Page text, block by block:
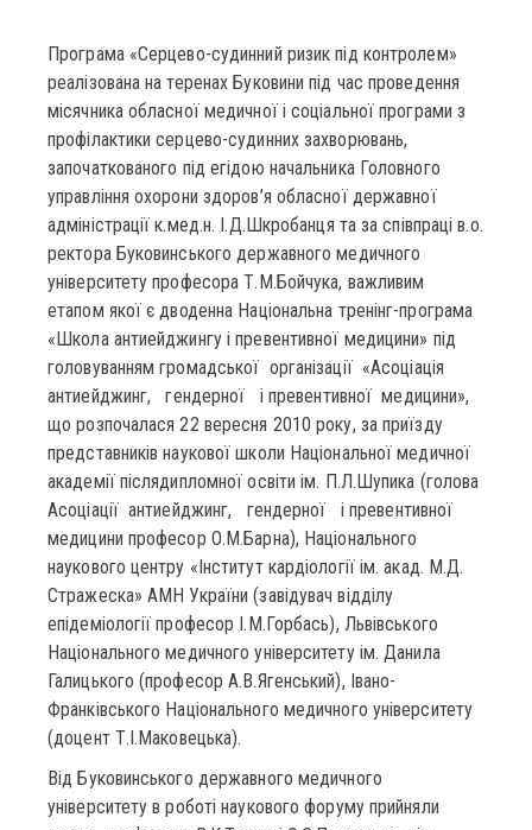
Програма «Серцево-судинний ризик під контролем»
реалізована на теренах Буковини під час проведення
місячника обласної медичної і соціальної програми з
профілактики серцево-судинних захворювань,
започаткованого під егідою начальника Головного
управління охорони здоров’я обласної державної
адміністрації к.мед.н. І.Д.Шкробанця та за співпраці в.о.
ректора Буковинського державного медичного
університету професора Т.М.Бойчука, важливим
етапом якої є дводенна Національна тренінг-програма
«Школа антиейджингу і превентивної медицини» під
головуванням громадської організації «Асоціація
антиейджинг, гендерної і превентивної медицини»,
що розпочалася 22 вересня 2010 року, за приїзду
представників наукової школи Національної медичної
академії післядипломної освіти ім. П.Л.Шупика (голова
Асоціації антиейджинг, гендерної і превентивної
медицини професор О.М.Барна), Національного
наукового центру «Інститут кардіології ім. акад. М.Д.
Стражеска» АМН України (завідувач відділу
епідеміології професор І.М.Горбась), Львівського
Національного медичного університету ім. Данила
Галицького (професор А.В.Ягенський), Івано-
Франківського Національного медичного університету
(доцент Т.І.Маковецька).
Від Буковинського державного медичного
університету в роботі наукового форуму прийняли